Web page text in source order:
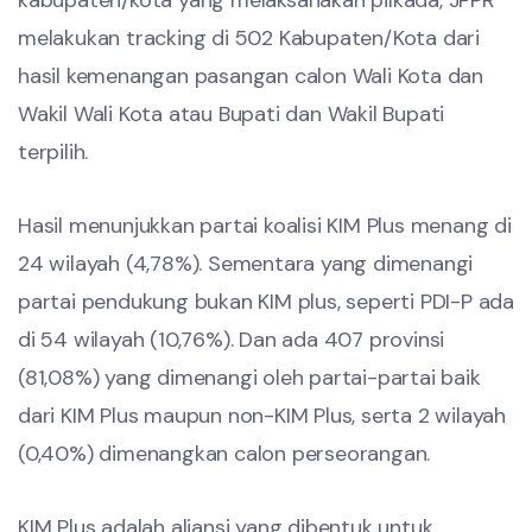
melakukan tracking di 502 Kabupaten/Kota dari
hasil kemenangan pasangan calon Wali Kota dan
Wakil Wali Kota atau Bupati dan Wakil Bupati
terpilih.
Hasil menunjukkan partai koalisi KIM Plus menang di
24 wilayah (4,78%). Sementara yang dimenangi
partai pendukung bukan KIM plus, seperti PDI-P ada
di 54 wilayah (10,76%). Dan ada 407 provinsi
(81,08%) yang dimenangi oleh partai-partai baik
dari KIM Plus maupun non-KIM Plus, serta 2 wilayah
(0,40%) dimenangkan calon perseorangan.